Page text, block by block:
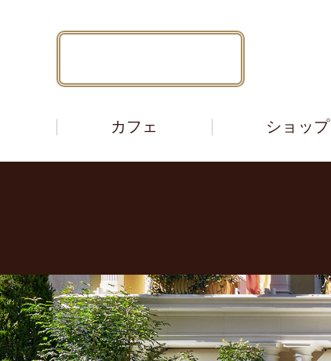
カフェ ショップ